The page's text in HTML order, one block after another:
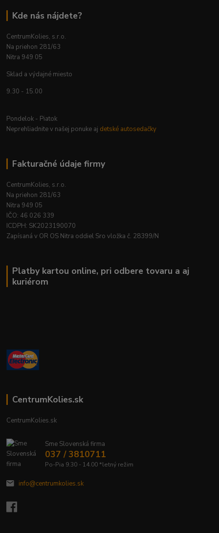
Kde nás nájdete?
CentrumKolies, s.r.o.
Na priehon 281/63
Nitra 949 05
Sklad a výdajné miesto
9.30 - 15.00
Pondelok - Piatok
Neprehliadnite v našej ponuke aj detské autosedačky
Fakturačné údaje firmy
CentrumKolies, s.r.o.
Na priehon 281/63
Nitra 949 05
IČO: 46 026 339
ICDPH: SK2023190070
Zapísaná v OR OS Nitra oddiel Sro vložka č. 28399/N
Platby kartou online, pri odbere tovaru a aj
kuriérom
CentrumKolies.sk
CentrumKolies.sk
Sme Slovenská firma
037 / 3810711
Po-Pia 9.30 - 14.00 *letný režim
info@centrumkolies.sk